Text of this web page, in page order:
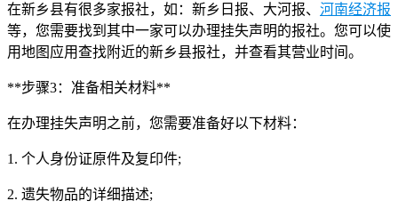
在新乡县有很多家报社，如：新乡日报、大河报、 河南经济报
等，您需要找到其中一家可以办理挂失声明的报社。您可以使
用地图应用查找附近的新乡县报社，并查看其营业时间。
**步骤3：准备相关材料**
在办理挂失声明之前，您需要准备好以下材料：
1. 个人身份证原件及复印件;
2. 遗失物品的详细描述;